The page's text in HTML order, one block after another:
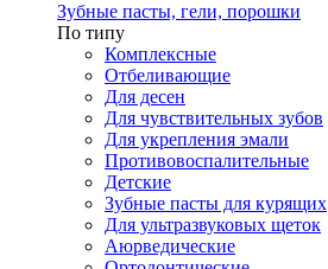
Зубные пасты, гели, порошки
По типу
Комплексные
Отбеливающие
Для десен
Для чувствительных зубов
Для укрепления эмали
Противовоспалительные
Детские
Зубные пасты для курящих
Для ультразвуковых щеток
Аюрведические